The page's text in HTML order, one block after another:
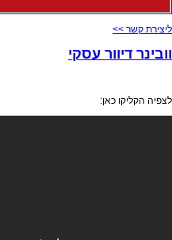
ליצירת קשר >>
וובינר דיוור עסקי
לצפיה הקליקו כאן: